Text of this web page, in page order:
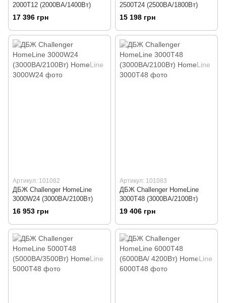
2000T12 (2000ВА/1400Вт)
17 396 грн
2500T24 (2500ВА/1800Вт)
15 198 грн
Артикул: 101082
ДБЖ Challenger HomeLine
3000W24 (3000ВА/2100Вт)
16 953 грн
Артикул: 101083
ДБЖ Challenger HomeLine
3000T48 (3000ВА/2100Вт)
19 406 грн